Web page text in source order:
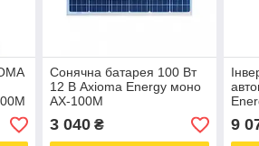
Сонячна батарея 100 Вт
12 В Axioma Energy моно
AX-100M
3 040₴ 9